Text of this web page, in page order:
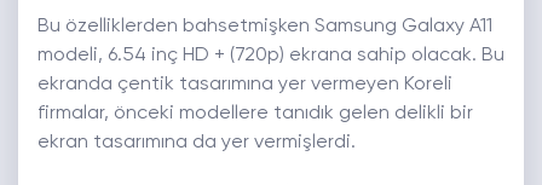
Bu özelliklerden bahsetmişken Samsung Galaxy A11
modeli, 6.54 inç HD + (720p) ekrana sahip olacak. Bu
ekranda çentik tasarımına yer vermeyen Koreli
firmalar, önceki modellere tanıdık gelen delikli bir
ekran tasarımına da yer vermişlerdi.